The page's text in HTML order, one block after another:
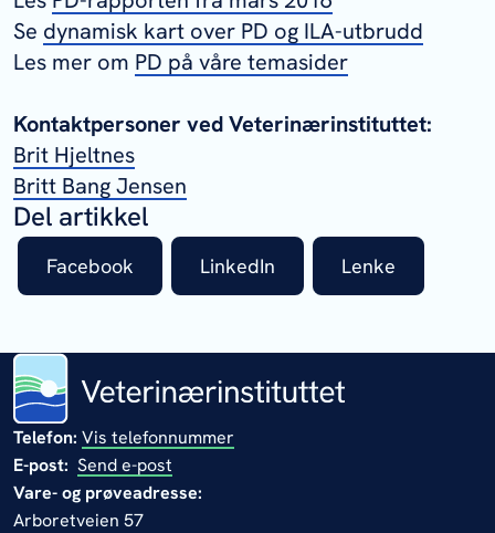
Se dynamisk kart over PD og ILA-utbrudd
Les mer om PD på våre temasider
Kontaktpersoner ved Veterinærinstituttet:
Brit Hjeltnes
Britt Bang Jensen
Del artikkel
Facebook LinkedIn Lenke
Telefon: Vis telefonnummer
E-post: Send e-post
Vare- og prøveadresse:
Arboretveien 57